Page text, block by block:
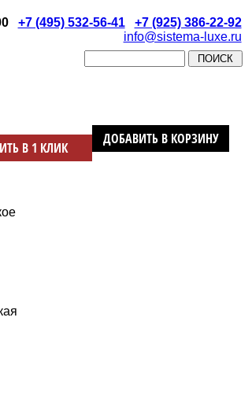
+7 (495) 532-56-41 +7 (925) 386-22-92
info@sistema-luxe.ru
ДОБАВИТЬ В КОРЗИНУ
В 1 КЛИК